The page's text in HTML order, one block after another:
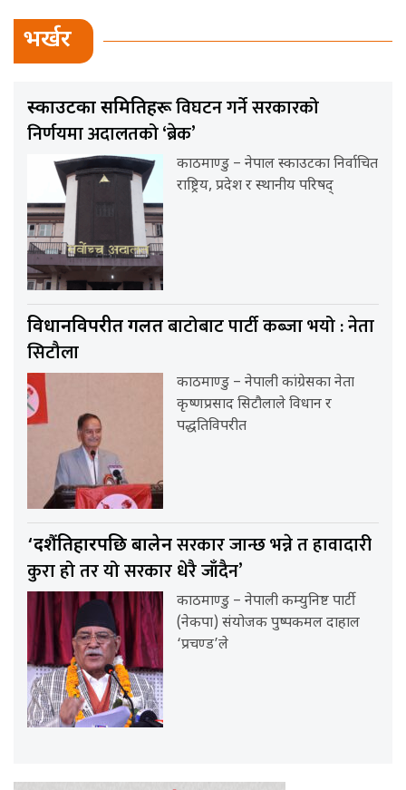
भर्खर
स्काउटका समितिहरूविघटन गर्ने सरकारको
निर्णयमा अदालतको ‘ब्रेक’
काठमाण्डु – नेपाल स्काउटका निर्वाचित
राष्ट्रिय, प्रदेश र स्थानीय परिषद्
विधानविपरीत गलतबाटोबाट पार्टी कब्जा भयो : नेता
सिटौला
काठमाण्डु – नेपाली कांग्रेसका नेता
कृष्णप्रसाद सिटौलाले विधान र
पद्धतिविपरीत
‘दशैंतिहारपछि बालेनसरकार जान्छ भन्ने त हावादारी
कुरा हो तर यो सरकार धेरै जाँदैन’
काठमाण्डु – नेपाली कम्युनिष्ट पार्टी
(नेकपा) संयोजक पुष्पकमल दाहाल
‘प्रचण्ड’ले